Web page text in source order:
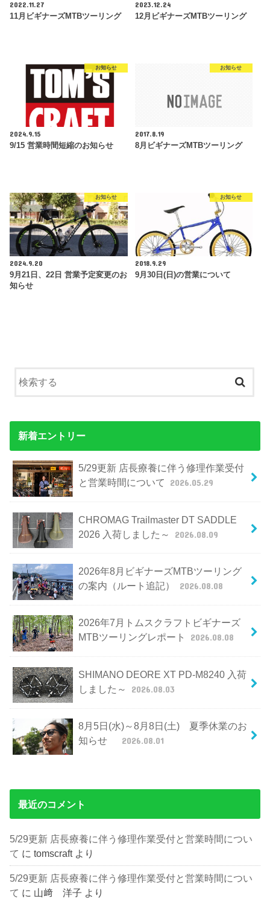
2022.11.27
11月ビギナーズMTBツーリング
2023.12.24
12月ビギナーズMTBツーリング
お知らせ
2024.9.15
9/15 営業時間短縮のお知らせ
お知らせ
2017.8.19
8月ビギナーズMTBツーリング
お知らせ
2024.9.20
9月21日、22日 営業予定変更のお
知らせ
お知らせ
2018.9.29
9月30日(日)の営業について
新着エントリー
5/29更新 店長療養に伴う修理作業受付
と営業時間について
2026.05.29
CHROMAG Trailmaster DT SADDLE
2026 入荷しました～
2026.08.09
2026年8月ビギナーズMTBツーリング
の案内（ルート追記）
2026.08.08
2026年7月トムスクラフトビギナーズ
MTBツーリングレポート
2026.08.08
SHIMANO DEORE XT PD-M8240 入荷
しました～
2026.08.03
8月5日(水)～8月8日(土) 夏季休業のお
知らせ
2026.08.01
最近のコメント
5/29更新 店長療養に伴う修理作業受付と営業時間につい
て にtomscraftより
5/29更新 店長療養に伴う修理作業受付と営業時間につい
て に 山﨑 洋子 より